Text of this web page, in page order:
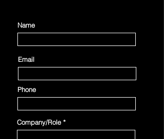
Name
Email
Phone
Company/Role